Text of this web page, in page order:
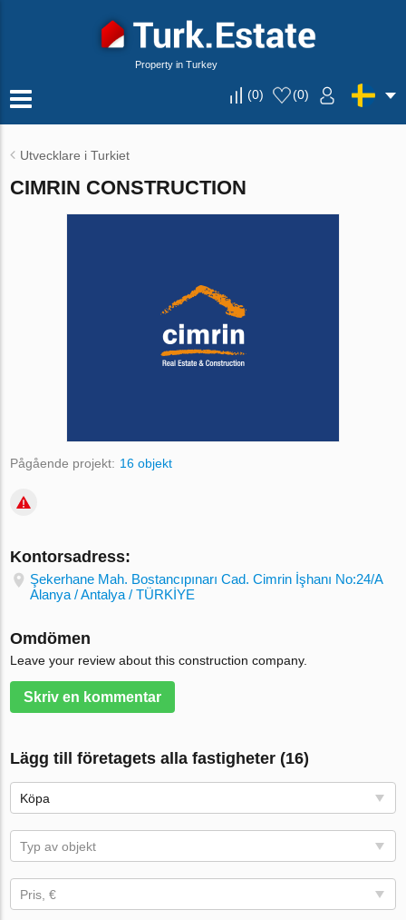
Property in Turkey
(0) (0)
Utvecklare i Turkiet
CIMRIN CONSTRUCTION
Pågående projekt: 16 objekt
Kontorsadress:
Şekerhane Mah. Bostancıpınarı Cad. Cimrin İşhanı No:24/A
Alanya / Antalya / TÜRKİYE
Omdömen
Leave your review about this construction company.
Skriv en kommentar
Lägg till företagets alla fastigheter (16)
Köpa
Typ av objekt
Pris, €